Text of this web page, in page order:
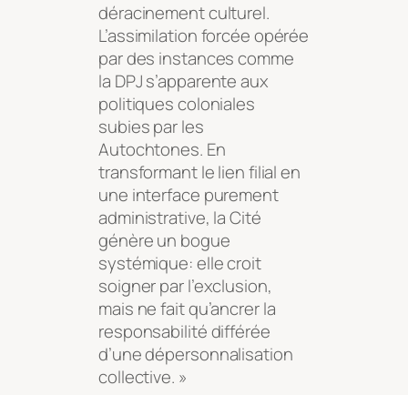
déracinement culturel.
L’assimilation forcée opérée
par des instances comme
la DPJ s’apparente aux
politiques coloniales
subies par les
Autochtones. En
transformant le lien filial en
une interface purement
administrative, la Cité
génère un bogue
systémique: elle croit
soigner par l’exclusion,
mais ne fait qu’ancrer la
responsabilité différée
d’une dépersonnalisation
collective. »